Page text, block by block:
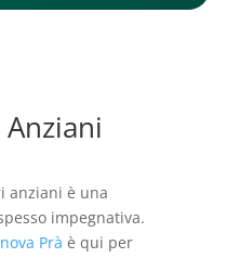
anziani è una
impegnativa.
Prà è qui per